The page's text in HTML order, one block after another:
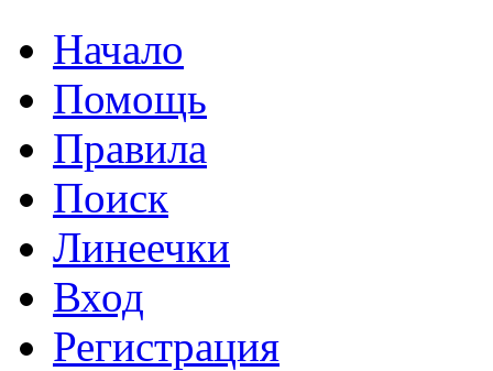
Начало
Помощь
Правила
Поиск
Линеечки
Вход
Регистрация